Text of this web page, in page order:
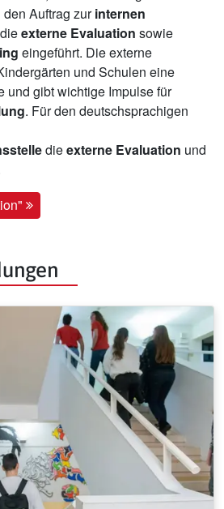
Auftrag zurinternen
externe Evaluation sowie
eingeführt. Die externe
und Schulen eine
und gibt wichtige Impulse für
. Für den deutschsprachigen
dieexterne Evaluation und